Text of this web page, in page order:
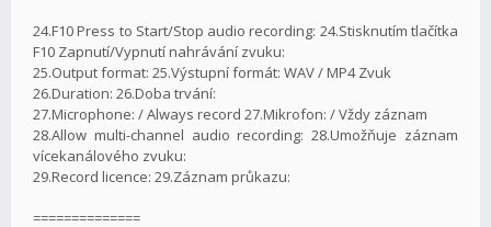
24.F10 Press to Start/Stop audio recording: 24.Stisknutím tlačítka
F10 Zapnutí/Vypnutí nahrávání zvuku:
25.Output format: 25.Výstupní formát: WAV / MP4 Zvuk
26.Duration: 26.Doba trvání:
27.Microphone: / Always record 27.Mikrofon: / Vždy záznam
28.Allow multi-channel audio recording: 28.Umožňuje záznam
vícekanálového zvuku:
29.Record licence: 29.Záznam průkazu:
==============